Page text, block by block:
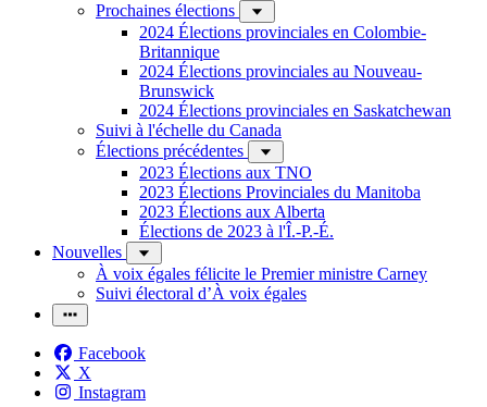
Prochaines élections
2024 Élections provinciales en Colombie-
Britannique
2024 Élections provinciales au Nouveau-
Brunswick
2024 Élections provinciales en Saskatchewan
Suivi à l'échelle du Canada
Élections précédentes
2023 Élections aux TNO
2023 Élections Provinciales du Manitoba
2023 Élections aux Alberta
Élections de 2023 à l'Î.-P.-É.
Nouvelles
À voix égales félicite le Premier ministre Carney
Suivi électoral d’À voix égales
Facebook
X
Instagram